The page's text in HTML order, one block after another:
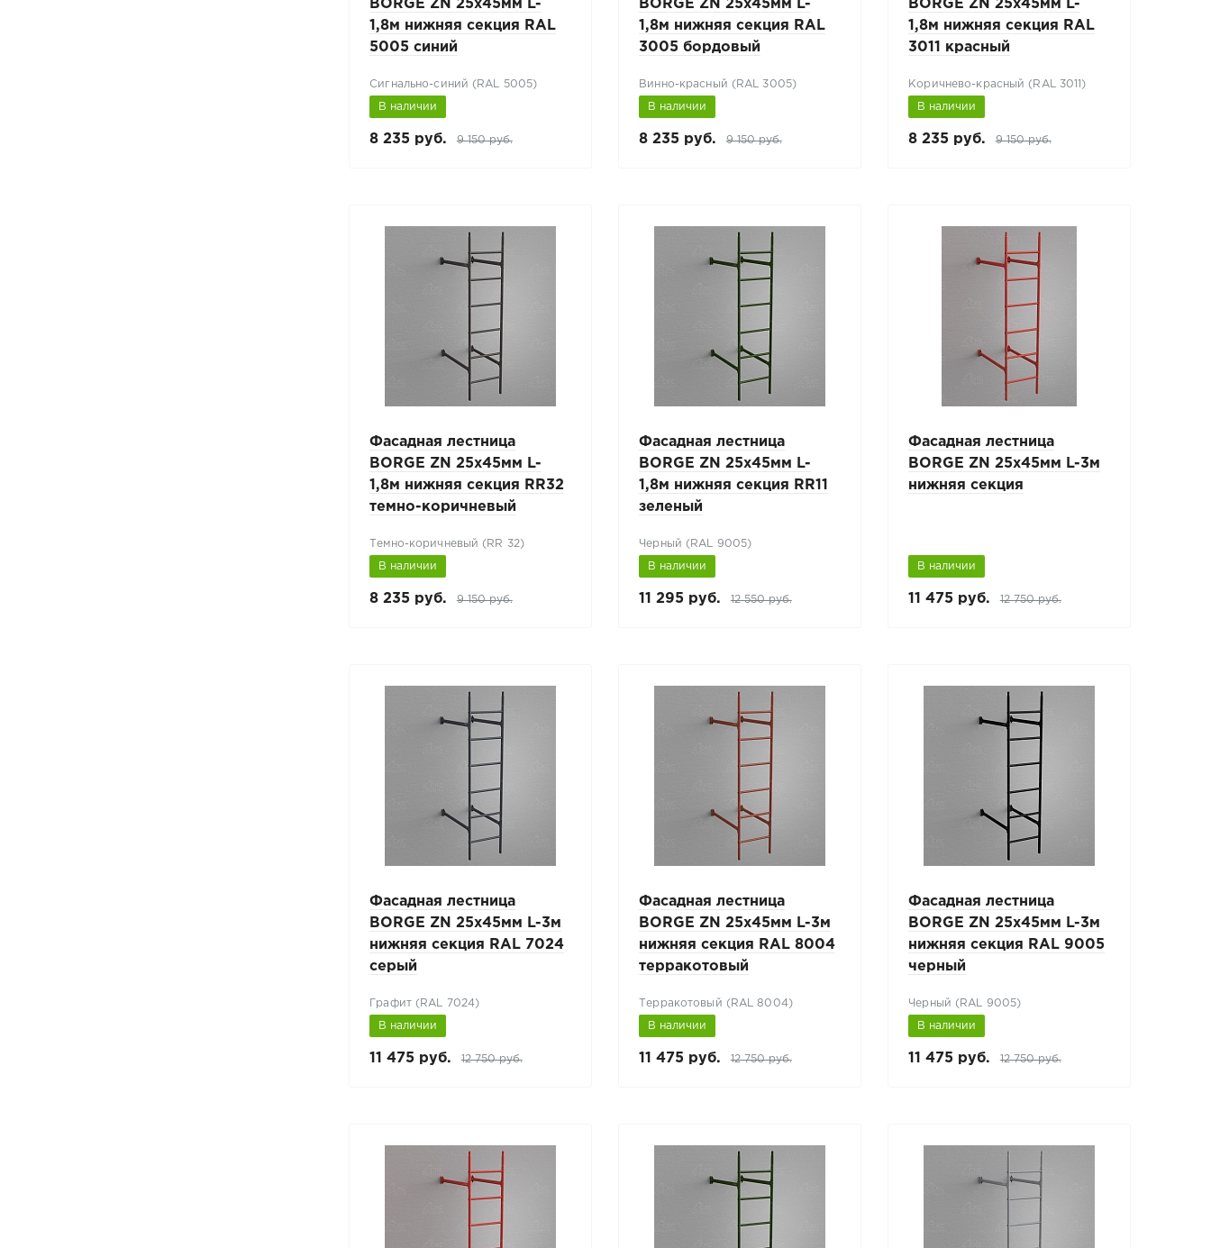
BORGE ZN 25x45мм L-
1,8м нижняя секция RAL
5005 синий
Сигнально-синий (RAL 5005)
В наличии
8 235 руб. 9 150 руб.
BORGE ZN 25x45мм L-
1,8м нижняя секция RAL
3005 бордовый
Винно-красный (RAL 3005)
В наличии
8 235 руб. 9 150 руб.
BORGE ZN 25x45мм L-
1,8м нижняя секция RAL
3011 красный
Коричнево-красный (RAL 3011)
В наличии
8 235 руб. 9 150 руб.
Фасадная лестница
BORGE ZN 25x45мм L-
1,8м нижняя секция RR32
темно-коричневый
Темно-коричневый (RR 32)
В наличии
8 235 руб. 9 150 руб.
Фасадная лестница
BORGE ZN 25x45мм L-
1,8м нижняя секция RR11
зеленый
Черный (RAL 9005)
В наличии
11 295 руб. 12 550 руб.
Фасадная лестница
BORGE ZN 25х45мм L-3м
нижняя секция
В наличии
11 475 руб. 12 750 руб.
Фасадная лестница
BORGE ZN 25х45мм L-3м
нижняя секция RAL 7024
серый
Графит (RAL 7024)
В наличии
11 475 руб. 12 750 руб.
Фасадная лестница
BORGE ZN 25х45мм L-3м
нижняя секция RAL 8004
терракотовый
Терракотовый (RAL 8004)
В наличии
11 475 руб. 12 750 руб.
Фасадная лестница
BORGE ZN 25х45мм L-3м
нижняя секция RAL 9005
черный
Черный (RAL 9005)
В наличии
11 475 руб. 12 750 руб.